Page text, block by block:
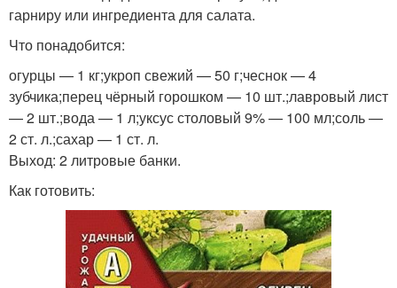
гарниру или ингредиента для салата.
Что понадобится:
огурцы — 1 кг;укроп свежий — 50 г;чеснок — 4
зубчика;перец чёрный горошком — 10 шт.;лавровый лист
— 2 шт.;вода — 1 л;уксус столовый 9% — 100 мл;соль —
2 ст. л.;сахар — 1 ст. л.
Выход: 2 литровые банки.
Как готовить: